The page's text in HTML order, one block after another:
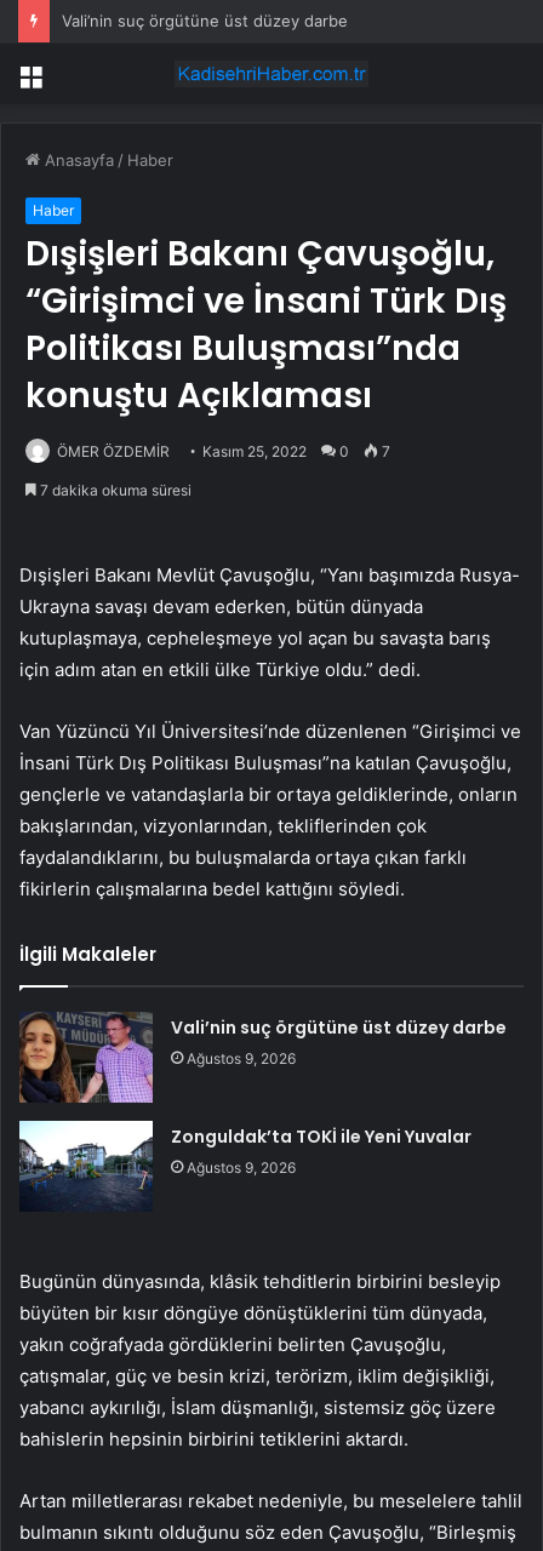
Vali’nin suç örgütüne üst düzey darbe
Menü
Anasayfa / Haber
Haber
Dışişleri Bakanı Çavuşoğlu,
“Girişimci ve İnsani Türk Dış
Politikası Buluşması”nda
konuştu Açıklaması
ÖMER ÖZDEMİR Kasım 25, 2022 0 7
7 dakika okuma süresi
Dışişleri Bakanı Mevlüt Çavuşoğlu, “Yanı başımızda Rusya-
Ukrayna savaşı devam ederken, bütün dünyada
kutuplaşmaya, cepheleşmeye yol açan bu savaşta barış
için adım atan en etkili ülke Türkiye oldu.” dedi.
Van Yüzüncü Yıl Üniversitesi’nde düzenlenen “Girişimci ve
İnsani Türk Dış Politikası Buluşması”na katılan Çavuşoğlu,
gençlerle ve vatandaşlarla bir ortaya geldiklerinde, onların
bakışlarından, vizyonlarından, tekliflerinden çok
faydalandıklarını, bu buluşmalarda ortaya çıkan farklı
fikirlerin çalışmalarına bedel kattığını söyledi.
İlgili Makaleler
Vali’nin suç örgütüne üst düzey darbe
Ağustos 9, 2026
Zonguldak’ta TOKİ ile Yeni Yuvalar
Ağustos 9, 2026
Bugünün dünyasında, klâsik tehditlerin birbirini besleyip
büyüten bir kısır döngüye dönüştüklerini tüm dünyada,
yakın coğrafyada gördüklerini belirten Çavuşoğlu,
çatışmalar, güç ve besin krizi, terörizm, iklim değişikliği,
yabancı aykırılığı, İslam düşmanlığı, sistemsiz göç üzere
bahislerin hepsinin birbirini tetiklerini aktardı.
Artan milletlerarası rekabet nedeniyle, bu meselelere tahlil
bulmanın sıkıntı olduğunu söz eden Çavuşoğlu, “Birleşmiş